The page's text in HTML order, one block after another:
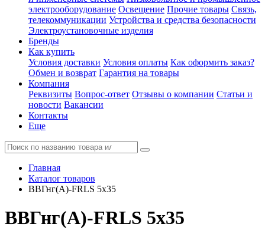
электрооборудование Освещение Прочие товары Связь,
телекоммуникации Устройства и средства безопасности
Электроустановочные изделия
Бренды
Как купить
Условия доставки Условия оплаты Как оформить заказ?
Обмен и возврат Гарантия на товары
Компания
Реквизиты Вопрос-ответ Отзывы о компании Статьи и
новости Вакансии
Контакты
Еще
Главная
Каталог товаров
ВВГнг(А)-FRLS 5x35
ВВГнг(А)-FRLS 5x35